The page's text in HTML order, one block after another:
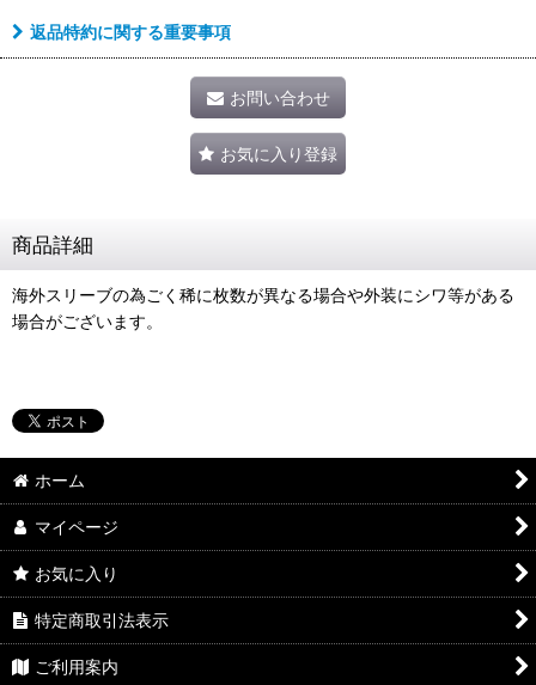
返品特約に関する重要事項
お問い合わせ
お気に入り登録
商品詳細
海外スリーブの為ごく稀に枚数が異なる場合や外装にシワ等がある
場合がございます。
ホーム
マイページ
お気に入り
特定商取引法表示
ご利用案内